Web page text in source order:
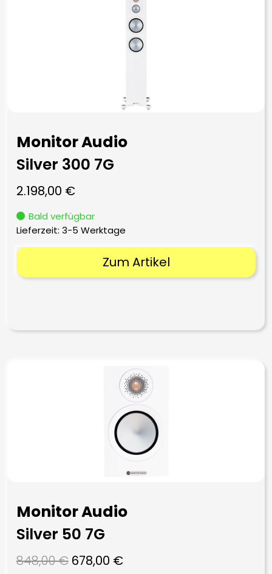
Monitor Audio
Silver 300 7G
2.198,00 €
Bald verfügbar
Lieferzeit: 3-5 Werktage
Zum Artikel
Monitor Audio
Silver 50 7G
848,00€ Ursprünglicher
678,00 €Aktueller